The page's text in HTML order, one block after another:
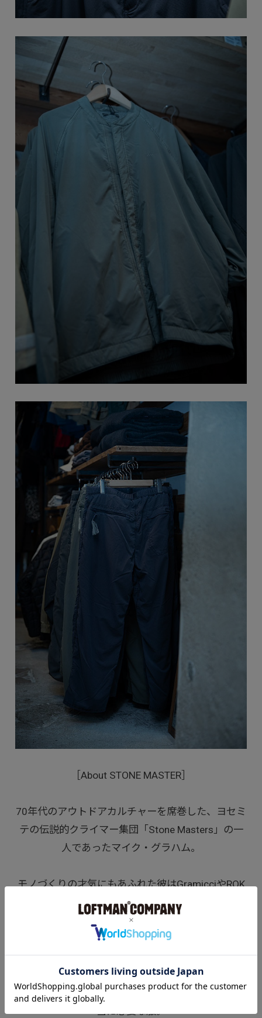
［About STONE MASTER］
70年代のアウトドアカルチャーを席巻した、ヨセミ
テの伝説的クライマー集団「Stone Masters」の一
人であったマイク・グラハム。
モノづくりの才気にもあふれた彼はGramicciやROK
Xといったブランドを立ち上げながら、クライミン
グ・パンツの定番スタイルをリードしてきた。
その彼が長い人生という旅を経て辿り着いたのは、
原点を見つめなおして新たに再発明された、これ以
上でもこれ以下でもない、私たちの日常にとって本
当に必要な服。